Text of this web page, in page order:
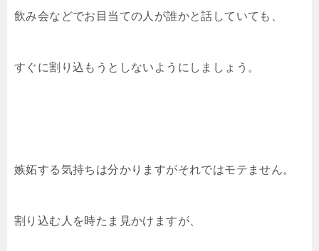
飲み会などでお目当ての人が誰かと話していても、
すぐに割り込もうとしないようにしましょう。
嫉妬する気持ちは分かりますがそれではモテません。
割り込む人を時たま見かけますが、